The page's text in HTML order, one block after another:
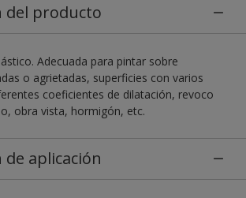
del producto
Adecuada para pintar sobre
o agrietadas, superficies con varios
coeficientes de dilatación, revoco
obra vista, hormigón, etc.
de aplicación